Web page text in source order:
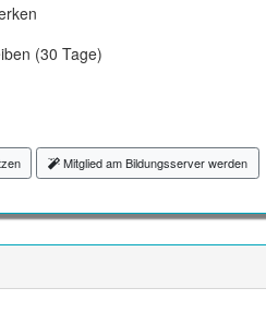
(30 Tage)
Mitglied am Bildungsserver werden